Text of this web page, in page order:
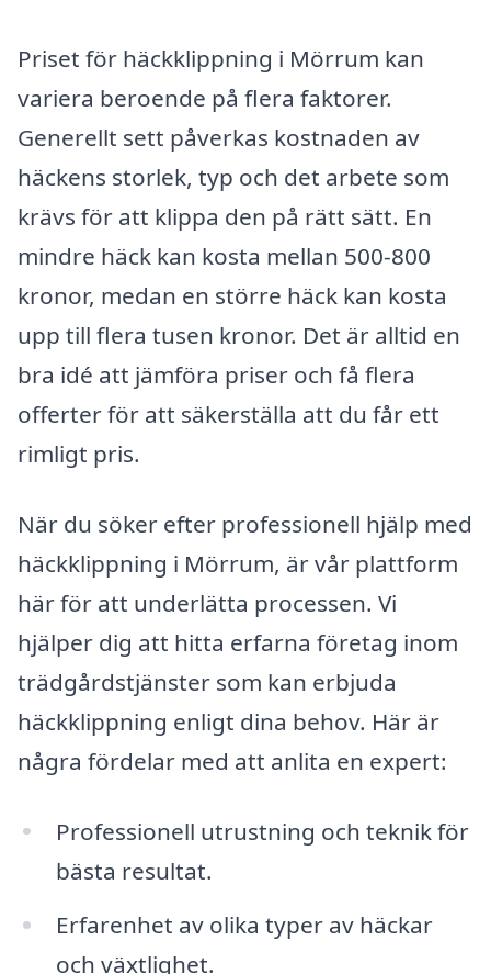
Priset för häckklippning i Mörrum kan
variera beroende på flera faktorer.
Generellt sett påverkas kostnaden av
häckens storlek, typ och det arbete som
krävs för att klippa den på rätt sätt. En
mindre häck kan kosta mellan 500-800
kronor, medan en större häck kan kosta
upp till flera tusen kronor. Det är alltid en
bra idé att jämföra priser och få flera
offerter för att säkerställa att du får ett
rimligt pris.
När du söker efter professionell hjälp med
häckklippning i Mörrum, är vår plattform
här för att underlätta processen. Vi
hjälper dig att hitta erfarna företag inom
trädgårdstjänster som kan erbjuda
häckklippning enligt dina behov. Här är
några fördelar med att anlita en expert:
Professionell utrustning och teknik för
bästa resultat.
Erfarenhet av olika typer av häckar
och växtlighet.